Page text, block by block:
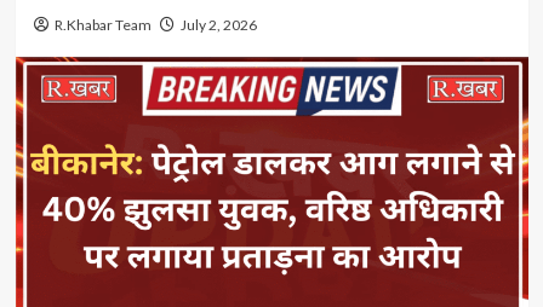
R.Khabar Team July 2, 2026